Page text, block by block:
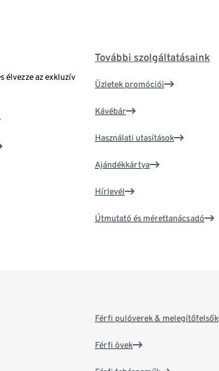
élvezze az exkluzív
További szolgáltatásaink
Üzletek promóciói
Kávébár
Használati utasítások
Ajándékkártya
Hírlevél
Útmutató és mérettanácsadó
Férfi pulóverek & melegítőfelsők
Férfi övek